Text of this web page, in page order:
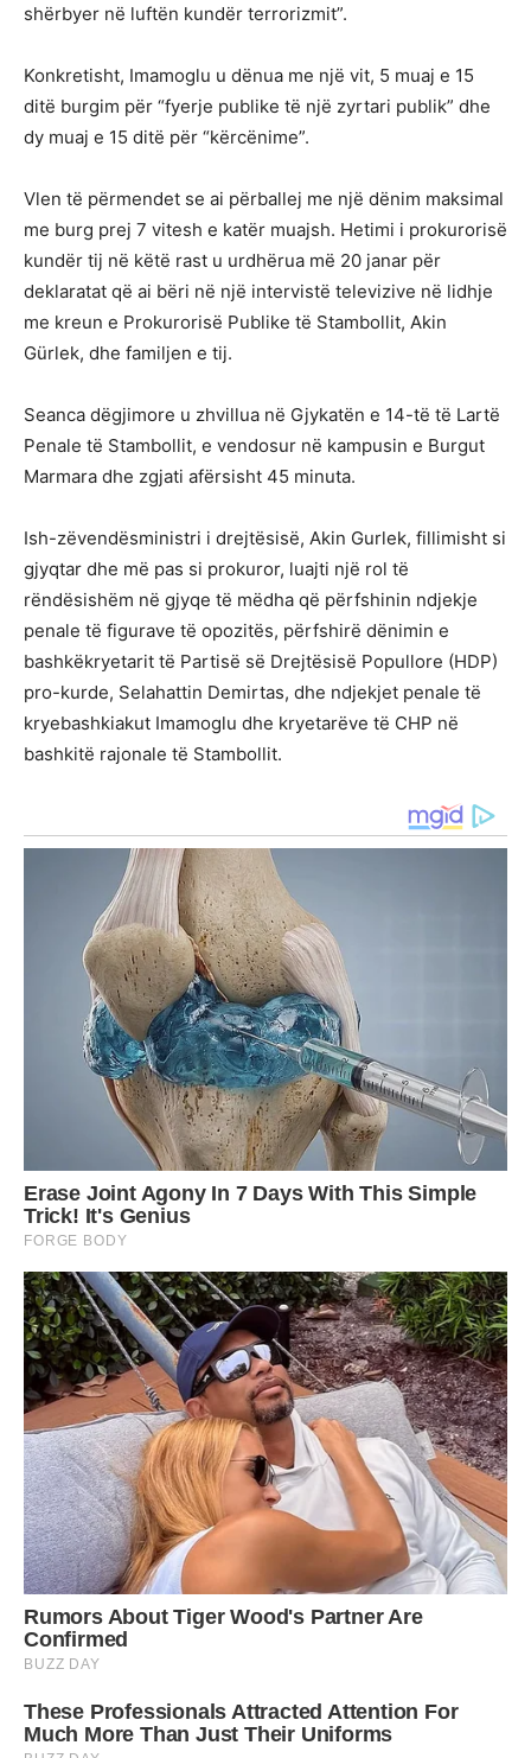
shërbyer në luftën kundër terrorizmit”.
Konkretisht, Imamoglu u dënua me një vit, 5 muaj e 15
ditë burgim për “fyerje publike të një zyrtari publik” dhe
dy muaj e 15 ditë për “kërcënime”.
Vlen të përmendet se ai përballej me një dënim maksimal
me burg prej 7 vitesh e katër muajsh. Hetimi i prokurorisë
kundër tij në këtë rast u urdhërua më 20 janar për
deklaratat që ai bëri në një intervistë televizive në lidhje
me kreun e Prokurorisë Publike të Stambollit, Akin
Gürlek, dhe familjen e tij.
Seanca dëgjimore u zhvillua në Gjykatën e 14-të të Lartë
Penale të Stambollit, e vendosur në kampusin e Burgut
Marmara dhe zgjati afërsisht 45 minuta.
Ish-zëvendësministri i drejtësisë, Akin Gurlek, fillimisht si
gjyqtar dhe më pas si prokuror, luajti një rol të
rëndësishëm në gjyqe të mëdha që përfshinin ndjekje
penale të figurave të opozitës, përfshirë dënimin e
bashkëkryetarit të Partisë së Drejtësisë Popullore (HDP)
pro-kurde, Selahattin Demirtas, dhe ndjekjet penale të
kryebashkiakut Imamoglu dhe kryetarëve të CHP në
bashkitë rajonale të Stambollit.